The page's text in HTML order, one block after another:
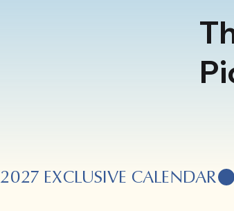
2027 EXCLUSIVE CALENDAR